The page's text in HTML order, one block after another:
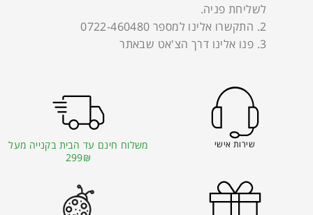
לשליחת פניה.
2. התקשרו אלינו למספר 0722-460480
3. פנו אלינו דרך הצ'אט שבאתר
שירות אישי
משלוח חינם עד הבית בקנייה מעל
299₪